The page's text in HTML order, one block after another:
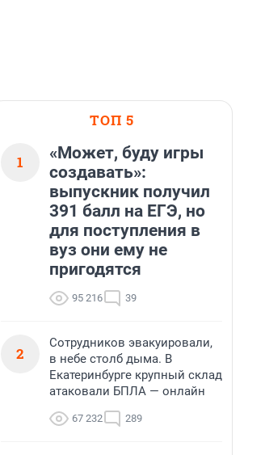
ТОП 5
1
«Может, буду игры
создавать»:
выпускник получил
391 балл на ЕГЭ, но
для поступления в
вуз они ему не
пригодятся
95 216 39
2
Сотрудников эвакуировали,
в небе столб дыма. В
Екатеринбурге крупный склад
атаковали БПЛА — онлайн
67 232 289